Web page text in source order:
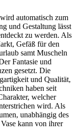
automatisch zum
und Gestaltung lässt
zu werden. Als
Gefäß für den
samt Muscheln
Fantasie und
gesetzt. Die
und Qualität,
haben seit
welcher
wird. Als
unabhängig des
kann von ihrer